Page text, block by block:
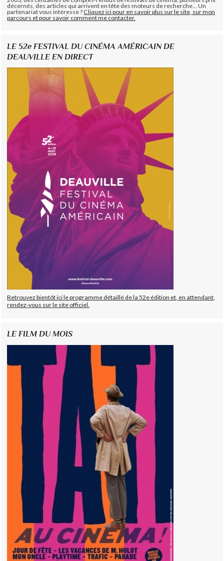
décernés, des articles qui arrivent en tête des moteurs de recherche... Un
partenariat vous intéresse ?Cliquez ici pour en savoir plus sur le site, sur mon
parcours et pour savoir comment me contacter.
LE 52e FESTIVAL DU CINÉMA AMÉRICAIN DE
DEAUVILLE EN DIRECT
Retrouvez bientôt ici le programme détaillé de la 52e édition et, en attendant,
rendez-vous sur le site officiel.
LE FILM DU MOIS